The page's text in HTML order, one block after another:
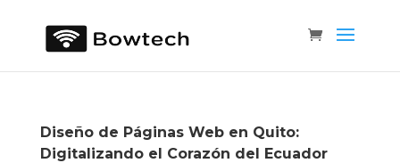
Diseño de Páginas Web en Quito:
Digitalizando el Corazón del Ecuador